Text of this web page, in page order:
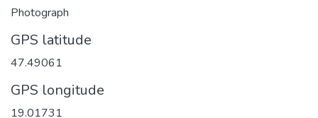
Photograph
GPS latitude
47.49061
GPS longitude
19.01731